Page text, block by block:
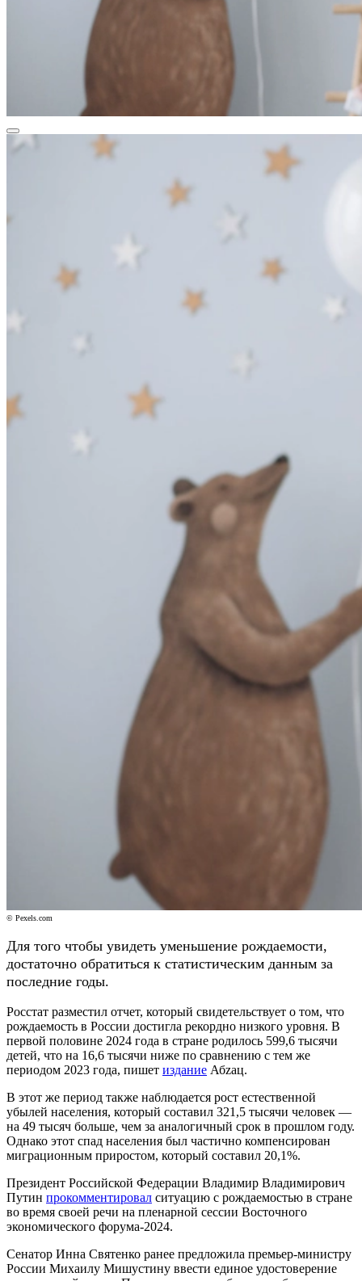
© Pexels.com
Для того чтобы увидеть уменьшение рождаемости,
достаточно обратиться к статистическим данным за
последние годы.
Росстат разместил отчет, который свидетельствует о том, что
рождаемость в России достигла рекордно низкого уровня. В
первой половине 2024 года в стране родилось 599,6 тысячи
детей, что на 16,6 тысячи ниже по сравнению с тем же
периодом 2023 года, пишет издание Абzац.
В этот же период также наблюдается рост естественной
убылей населения, который составил 321,5 тысячи человек —
на 49 тысяч больше, чем за аналогичный срок в прошлом году.
Однако этот спад населения был частично компенсирован
миграционным приростом, который составил 20,1%.
Президент Российской Федерации Владимир Владимирович
Путин прокомментировал ситуацию с рождаемостью в стране
во время своей речи на пленарной сессии Восточного
экономического форума-2024.
Сенатор Инна Святенко ранее предложила премьер-министру
России Михаилу Мишустину ввести единое удостоверение